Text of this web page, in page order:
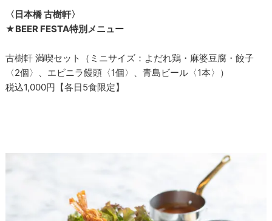
〈日本橋 古樹軒〉
★BEER FESTA特別メニュー
古樹軒 満喫セット（ミニサイズ：よだれ鶏・麻婆豆腐・餃子
〈2個〉、エビニラ饅頭〈1個〉、青島ビール〈1本〉）
税込1,000円【各日5食限定】